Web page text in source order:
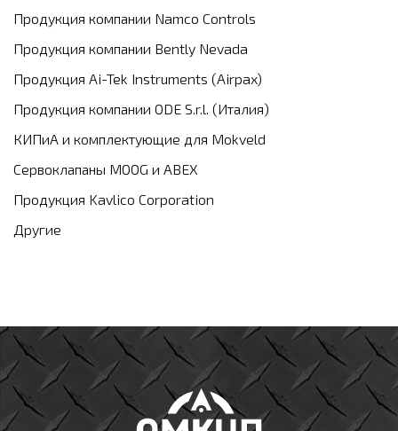
Продукция компании Namco Controls
Продукция компании Bently Nevada
Продукция Ai-Tek Instruments (Airpax)
Продукция компании ODE S.r.l. (Италия)
КИПиА и комплектующие для Mokveld
Сервоклапаны MOOG и ABEX
Продукция Kavlico Corporation
Другие